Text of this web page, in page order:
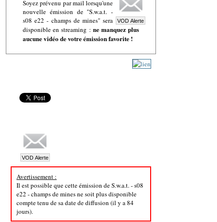
Soyez prévenu par mail lorsqu'une
nouvelle émission de "S.w.a.t. -
s08 e22 - champs de mines" sera
disponible en streaming : ne manquez plus
aucune vidéo de votre émission favorite !
Avertissement :
Il est possible que cette émission de S.w.a.t. - s08
e22 - champs de mines ne soit plus disponible
compte tenu de sa date de diffusion (il y a 84
jours).